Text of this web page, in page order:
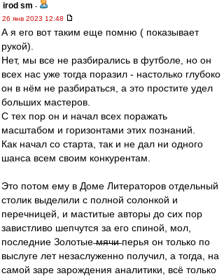
irod sm -
26 янв 2023 12:48
А я его вот таким еще помню ( показывает
рукой).
Нет, мы все не разбирались в футболе, но он
всех нас уже тогда поразил - настолько глубоко
он в нём не разбираться, а это простите удел
больших мастеров.
С тех пор он и начал всех поражать
масштабом и горизонтами этих познаний.
Как начал со старта, так и не дал ни одного
шанса всем своим конкурентам.
Это потом ему в Доме Литераторов отдельный
столик выделили с полной солонкой и
перечницей, и маститые авторы до сих пор
завистливо шепчутся за его спиной, мол,
последние Золотые ̶м̶я̶ч̶и̶ перья он только по
выслуге лет незаслуженно получил, а тогда, на
самой заре зарождения аналитики, всё только